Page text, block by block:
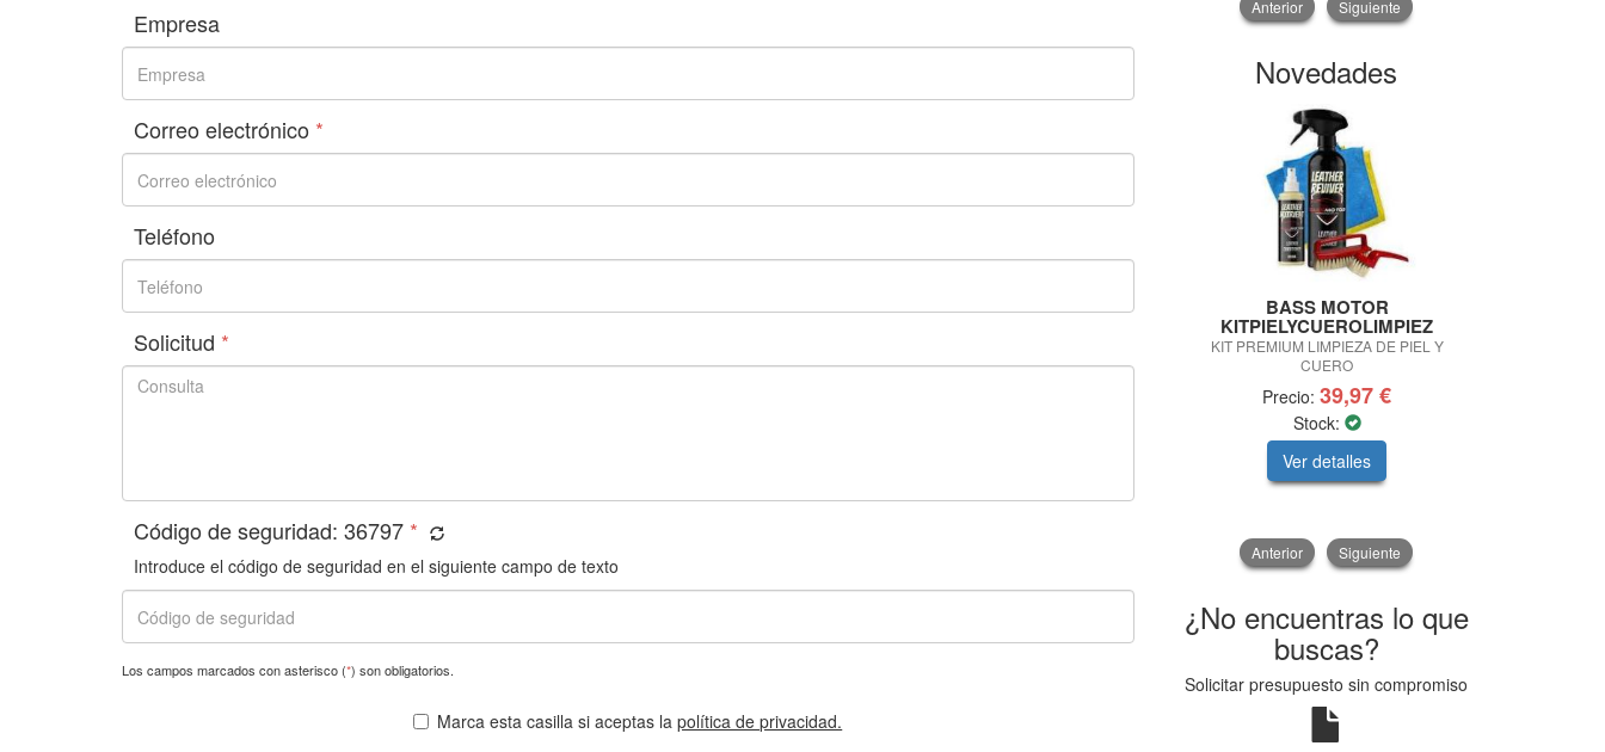
Empresa
Correo electrónico *
Teléfono
Solicitud *
Código de seguridad: 36797 *
Introduce el código de seguridad en el siguiente campo de texto
Los campos marcados con asterisco (*) son obligatorios.
Marca esta casilla si aceptas lapolítica de privacidad.
Anterior Siguiente
Novedades
BASS MOTOR
KITPIELYCUEROLIMPIEZ
KIT PREMIUM LIMPIEZA DE PIEL Y
CUERO
Precio: 39,97 €
Stock:
Ver detalles
Anterior Siguiente
¿No encuentras lo que
buscas?
Solicitar presupuesto sin compromiso